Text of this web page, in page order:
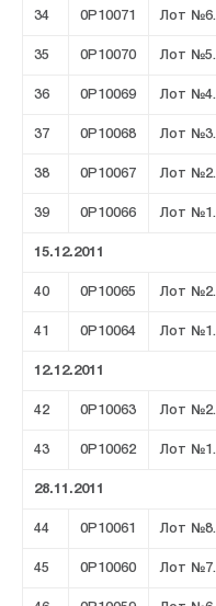
34 0P10071 Лот №6.
35 0P10070 Лот №5.
36 0P10069 Лот №4.
37 0P10068 Лот №3.
38 0P10067 Лот №2.
39 0P10066 Лот №1.
15.12.2011
40 0P10065 Лот №2.
41 0P10064 Лот №1.
12.12.2011
42 0P10063 Лот №2.
43 0P10062 Лот №1.
28.11.2011
44 0P10061 Лот №8.
45 0P10060 Лот №7.